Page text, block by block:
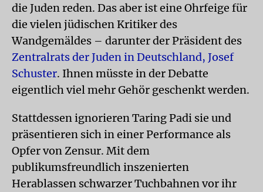
die Juden reden. Das aber ist eine Ohrfeige für
die vielen jüdischen Kritiker des
Wandgemäldes – darunter der Präsident des
Zentralrats der Juden in Deutschland, Josef
Schuster. Ihnen müsste in der Debatte
eigentlich viel mehr Gehör geschenkt werden.
Stattdessen ignorieren Taring Padi sie und
präsentieren sich in einer Performance als
Opfer von Zensur. Mit dem
publikumsfreundlich inszenierten
Herablassen schwarzer Tuchbahnen vor ihr